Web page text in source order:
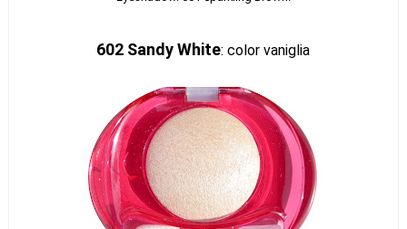
602 Sandy White: color vaniglia